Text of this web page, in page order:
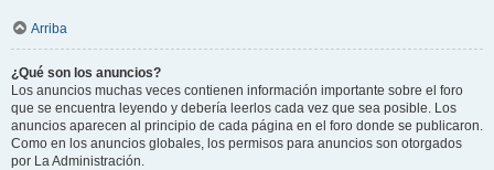
Arriba
¿Qué son los anuncios?
Los anuncios muchas veces contienen información importante sobre el foro
que se encuentra leyendo y debería leerlos cada vez que sea posible. Los
anuncios aparecen al principio de cada página en el foro donde se publicaron.
Como en los anuncios globales, los permisos para anuncios son otorgados
por La Administración.